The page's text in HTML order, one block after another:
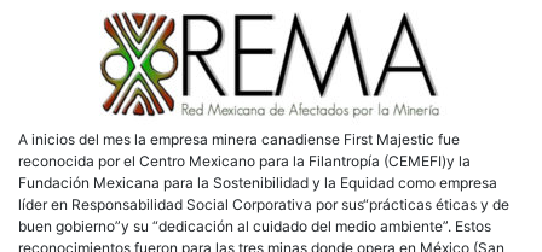
A inicios del mes la empresa minera canadiense First Majestic fue
reconocida por el Centro Mexicano para la Filantropía (CEMEFI)y la
Fundación Mexicana para la Sostenibilidad y la Equidad como empresa
líder en Responsabilidad Social Corporativa por sus“prácticas éticas y de
buen gobierno”y su “dedicación al cuidado del medio ambiente”. Estos
reconocimientos fueron para las tres minas donde opera en México (San